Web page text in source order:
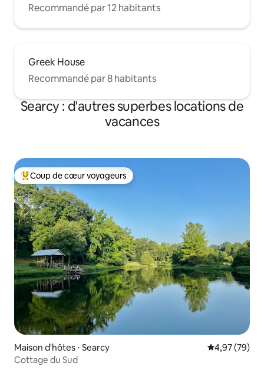
Recommandé par 12 habitants
Greek House
Recommandé par 8 habitants
Searcy : d'autres superbes locations de
vacances
Coups de cœur voyageurs les plus appréciés
Coup de cœur voyageurs
Maison d'hôtes ⋅ Searcy Évaluation
4,97 (79)
Cottage du Sud